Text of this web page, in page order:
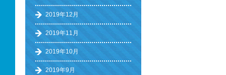
2019年12月
2019年11月
2019年10月
2019年9月